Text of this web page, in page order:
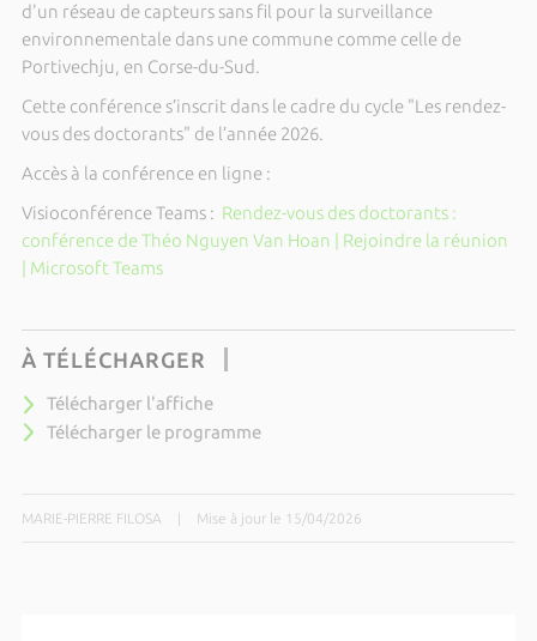
d'un réseau de capteurs sans fil pour la surveillance
environnementale dans une commune comme celle de
Portivechju, en Corse-du-Sud.
Cette conférence s’inscrit dans le cadre du cycle "Les rendez-
vous des doctorants" de l’année 2026.
Accès à la conférence en ligne :
Visioconférence Teams : Rendez-vous des doctorants :
conférence de Théo Nguyen Van Hoan | Rejoindre la réunion
| Microsoft Teams
À TÉLÉCHARGER
Télécharger l'affiche
Télécharger le programme
MARIE-PIERRE FILOSA Mise à jour le 15/04/2026